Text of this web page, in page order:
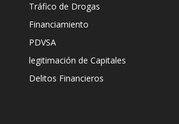
Tráfico de Drogas
Financiamiento
PDVSA
legitimación de Capitales
Delitos Financieros